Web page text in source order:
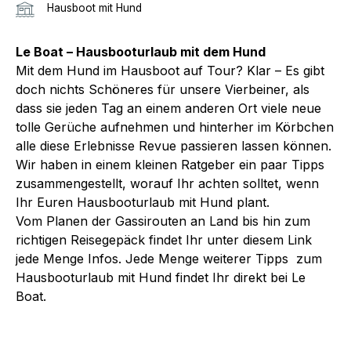
Hausboot mit Hund
Le Boat – Hausbooturlaub mit dem Hund
Mit dem Hund im Hausboot auf Tour? Klar – Es gibt
doch nichts Schöneres für unsere Vierbeiner, als
dass sie jeden Tag an einem anderen Ort viele neue
tolle Gerüche aufnehmen und hinterher im Körbchen
alle diese Erlebnisse Revue passieren lassen können.
Wir haben in einem kleinen Ratgeber ein paar Tipps
zusammengestellt, worauf Ihr achten solltet, wenn
Ihr Euren Hausbooturlaub mit Hund plant.
Vom Planen der Gassirouten an Land bis hin zum
richtigen Reisegepäck findet Ihr unter diesem Link
jede Menge Infos. Jede Menge weiterer Tipps zum
Hausbooturlaub mit Hund findet Ihr direkt bei Le
Boat.